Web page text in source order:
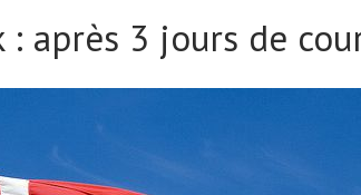
: après 3 jours de